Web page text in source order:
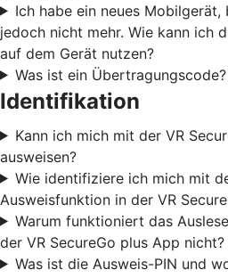
Ich habe ein neues
jedoch nicht mehr. Wie kann ich
auf dem Gerät nutzen?
Was ist ein Übertragungscode?
Identifikation
Kann ich mich mit der VR
ausweisen?
Wie identifiziere ich mich mit
Ausweisfunktion in der VR
Warum funktioniert das
der VR SecureGo plus App nicht?
Was ist die Ausweis-PIN und